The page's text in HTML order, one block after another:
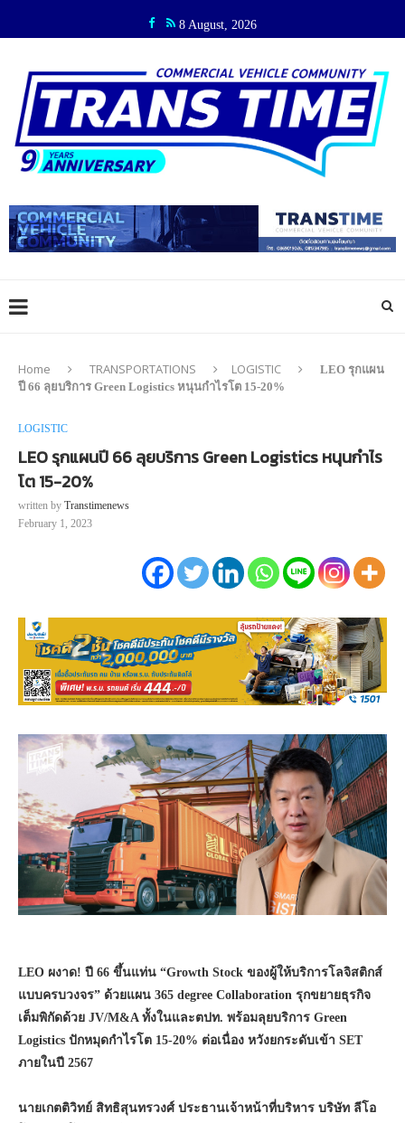
8 August, 2026
Home TRANSPORTATIONS LOGISTIC
LEO รุกแผน
ปี 66 ลุยบริการ Green Logistics หนุนกำไรโต 15-20%
LOGISTIC
LEO รุกแผนปี 66 ลุยบริการ Green Logistics หนุนกำไร
โต 15-20%
written by Transtimenews
February 1, 2023
LEO ผงาด! ปี 66 ขึ้นแท่น “Growth Stock ของผู้ให้บริการโลจิสติกส์
แบบครบวงจร” ด้วยแผน 365 degree Collaboration รุกขยายธุรกิจ
เต็มพิกัดด้วย JV/M&A ทั้งในและตปท. พร้อมลุยบริการ Green
Logistics ปักหมุดกำไรโต 15-20% ต่อเนื่อง หวังยกระดับเข้า SET
ภายในปี 2567
นายเกตติวิทย์ สิทธิสุนทรวงศ์ ประธานเจ้าหน้าที่บริหาร บริษัท ลีโอ